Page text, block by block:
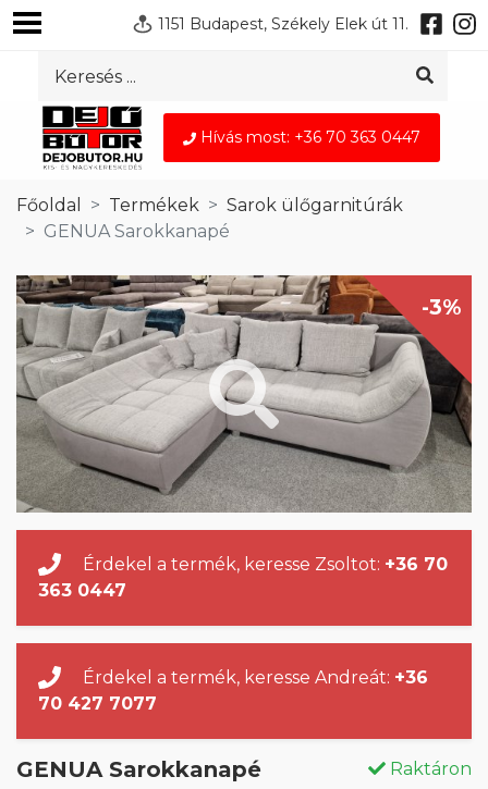
1151 Budapest, Székely Elek út 11.
Hívás most: +36 70 363 0447
Főoldal Termékek
Sarok ülőgarnitúrák
GENUA Sarokkanapé
-3%
Érdekel a termék, keresse Zsoltot: +36 70
363 0447
Érdekel a termék, keresse Andreát: +36
70 427 7077
GENUA Sarokkanapé Raktáron